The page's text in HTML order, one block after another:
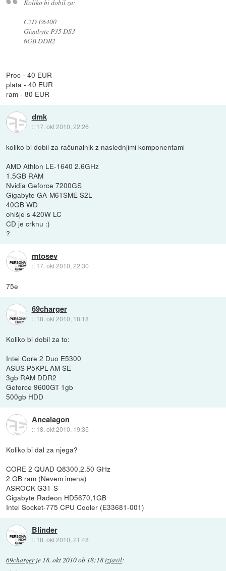
Koliko bi dobil za:
C2D E6400
Gigabyte P35 DS3
6GB DDR2
Proc - 40 EUR
plata - 40 EUR
ram - 80 EUR
dmk
:: 17. okt 2010, 22:26
koliko bi dobil za računalnik z naslednjimi komponentami
AMD Athlon LE-1640 2.6GHz
1.5GB RAM
Nvidia Geforce 7200GS
Gigabyte GA-M61SME S2L
40GB WD
ohišje s 420W LC
CD je crknu :)
?
mtosev
:: 17. okt 2010, 22:30
75e
69charger
:: 18. okt 2010, 18:18
Koliko bi dobil za to:
Intel Core 2 Duo E5300
ASUS P5KPL-AM SE
3gb RAM DDR2
Geforce 9600GT 1gb
500gb HDD
Ancalagon
:: 18. okt 2010, 19:35
Koliko bi dal za njega?
CORE 2 QUAD Q8300,2.50 GHz
2 GB ram (Nevem imena)
ASROCK G31-S
Gigabyte Radeon HD5670,1GB
Intel Socket-775 CPU Cooler (E33681-001)
Blinder
:: 18. okt 2010, 21:48
69chargerje 18. okt 2010 ob 18:18izjavil: